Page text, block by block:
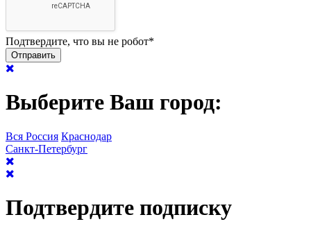
Подтвердите, что вы не робот*
Выберите Ваш город:
Вся Россия Краснодар
Санкт-Петербург
Подтвердите подписку